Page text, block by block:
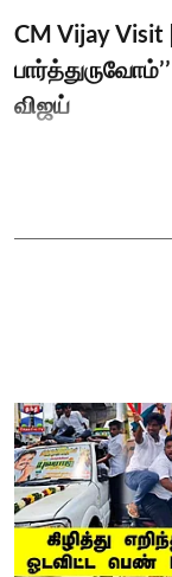
CM Vijay
விஜய்